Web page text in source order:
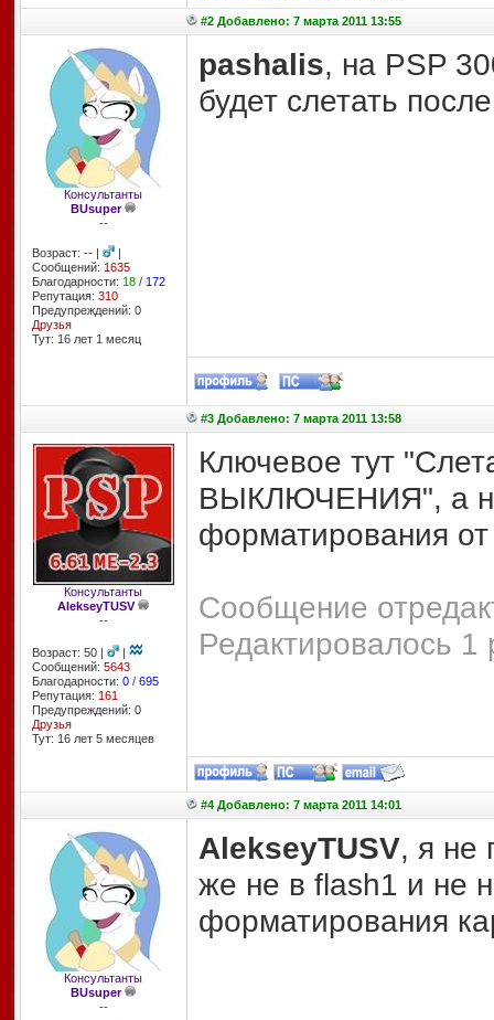
#2 Добавлено: 7 марта 2011 13:55
Консультанты
BUsuper
--
Возраст: -- |
|
Сообщений: 1635
Благодарности: 18/ 172
Репутация: 310
Предупреждений: 0
Друзья
Тут: 16 лет 1 месяц
pashalis, на PSP
будет слетать
#3 Добавлено: 7 марта 2011 13:58
Консультанты
AlekseyTUSV
--
Возраст: 50 |
|
Сообщений: 5643
Благодарности: 0/ 695
Репутация: 161
Предупреждений: 0
Друзья
Тут: 16 лет 5 месяцев
Ключевое тут
ВЫКЛЮЧЕНИЯ", а не
форматирования
Сообщение
Редактировалось 1
#4 Добавлено: 7 марта 2011 14:01
Консультанты
BUsuper
--
AlekseyTUSV, я не
же не в flash1 и не
форматирования